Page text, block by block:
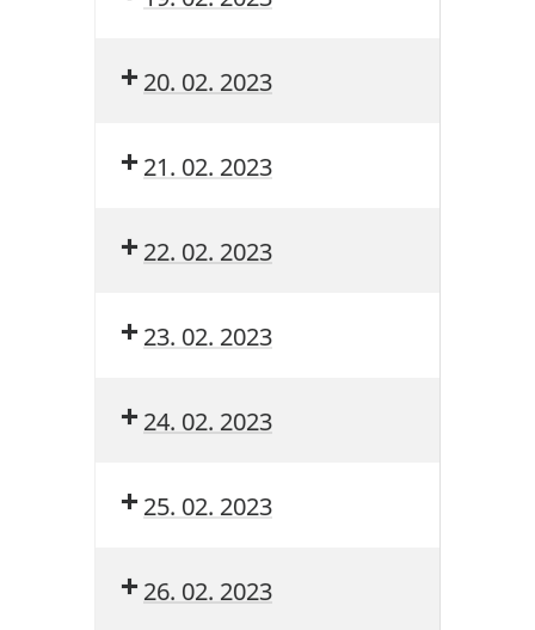
20. 02. 2023
21. 02. 2023
22. 02. 2023
23. 02. 2023
24. 02. 2023
25. 02. 2023
26. 02. 2023